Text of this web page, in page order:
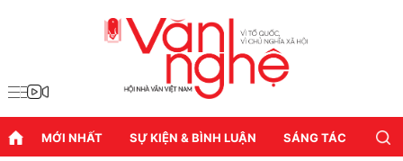
MỚI NHẤT SỰ KIỆN & BÌNH LUẬN SÁNG TÁC